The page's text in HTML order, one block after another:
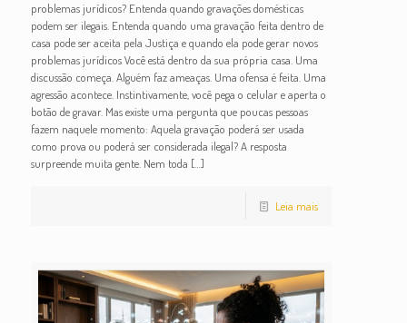
problemas jurídicos? Entenda quando gravações domésticas
podem ser ilegais. Entenda quando uma gravação feita dentro de
casa pode ser aceita pela Justiça e quando ela pode gerar novos
problemas jurídicos Você está dentro da sua própria casa. Uma
discussão começa. Alguém faz ameaças. Uma ofensa é feita. Uma
agressão acontece. Instintivamente, você pega o celular e aperta o
botão de gravar. Mas existe uma pergunta que poucas pessoas
fazem naquele momento: Aquela gravação poderá ser usada
como prova ou poderá ser considerada ilegal? A resposta
surpreende muita gente. Nem toda […]
Leia mais